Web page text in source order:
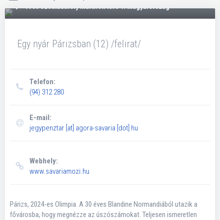
Egy nyár Párizsban (12) /felirat/
Telefon:
(94) 312 280
E-mail:
jegypenztar [at] agora-savaria [dot] hu
Webhely:
www.savariamozi.hu
Párizs, 2024-es Olimpia. A 30 éves Blandine Normandiából utazik a
fővárosba, hogy megnézze az úszószámokat. Teljesen ismeretlen